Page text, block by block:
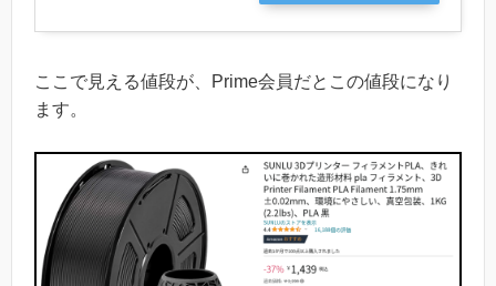
ここで見える値段が、Prime会員だとこの値段になり
ます。